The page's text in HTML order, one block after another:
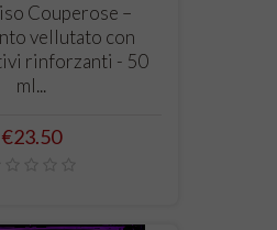
Couperose –
vellutato con
rinforzanti - 50
ml...
Price
€23.50